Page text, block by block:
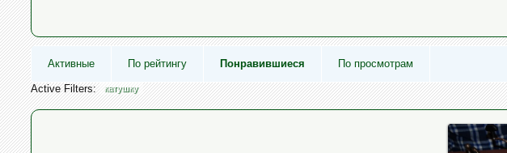
Активные По рейтингу Понравившиеся По просмотрам
Active Filters: катушку